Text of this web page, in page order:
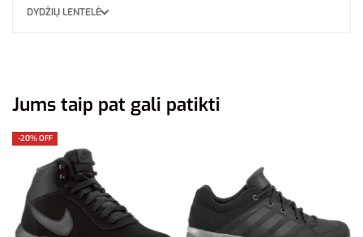
DYDŽIŲ LENTELĖ
Jums taip pat gali patikti
-20% OFF